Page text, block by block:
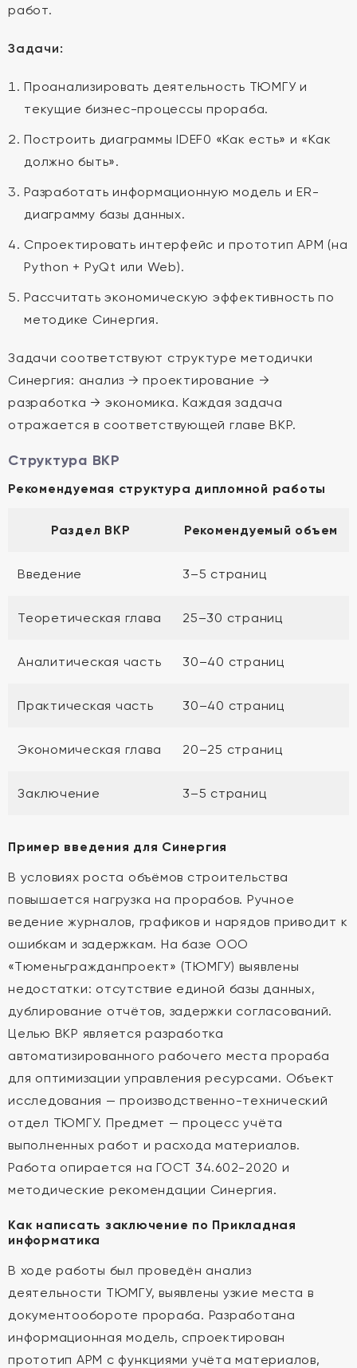
работ.
Задачи:
Проанализировать деятельность ТЮМГУ и
текущие бизнес-процессы прораба.
Построить диаграммы IDEF0 «Как есть» и «Как
должно быть».
Разработать информационную модель и ER-
диаграмму базы данных.
Спроектировать интерфейс и прототип АРМ (на
Python + PyQt или Web).
Рассчитать экономическую эффективность по
методике Синергия.
Задачи соответствуют структуре методички
Синергия: анализ → проектирование →
разработка → экономика. Каждая задача
отражается в соответствующей главе ВКР.
Структура ВКР
Рекомендуемая структура дипломной работы
Раздел ВКР Рекомендуемый объем
Введение 3–5 страниц
Теоретическая глава 25–30 страниц
Аналитическая часть 30–40 страниц
Практическая часть 30–40 страниц
Экономическая глава 20–25 страниц
Заключение 3–5 страниц
Пример введения для Синергия
В условиях роста объёмов строительства
повышается нагрузка на прорабов. Ручное
ведение журналов, графиков и нарядов приводит к
ошибкам и задержкам. На базе ООО
«Тюменьгражданпроект» (ТЮМГУ) выявлены
недостатки: отсутствие единой базы данных,
дублирование отчётов, задержки согласований.
Целью ВКР является разработка
автоматизированного рабочего места прораба
для оптимизации управления ресурсами. Объект
исследования — производственно-технический
отдел ТЮМГУ. Предмет — процесс учёта
выполненных работ и расхода материалов.
Работа опирается на ГОСТ 34.602-2020 и
методические рекомендации Синергия.
Как написать заключение по Прикладная
информатика
В ходе работы был проведён анализ
деятельности ТЮМГУ, выявлены узкие места в
документообороте прораба. Разработана
информационная модель, спроектирован
прототип АРМ с функциями учёта материалов,